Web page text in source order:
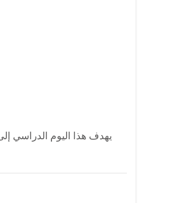
يهدف هذا اليوم الدراسي